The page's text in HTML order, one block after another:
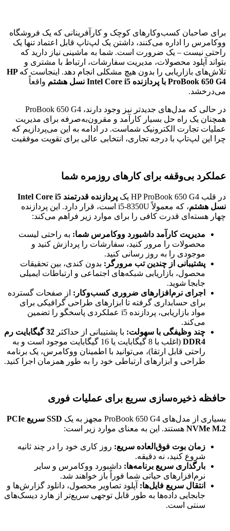
برای صاحبان کسب‌وکارهای کوچک و کارآفرینانی که یک فروشگاه
ووکامرس را اداره می‌کنند، داشتن یک لپ‌تاپ قابل اعتماد تنها یک
راحتی نیست – یک ضرورت است. شما به ماشینی نیاز دارید که
بتواند آپلود محصولات، مدیریت سفارشات، ارتباط با مشتری و
تلاش‌های بازاریابی را بدون هیچ مشکلی انجام دهد. اینجاست کهHP
ProBook 650 G4 با پردازنده Intel Core i5 نسل هشتم
واقعاً
می‌درخشد.
در حالی که مدل‌های جدیدتر نیز وجود دارند، ProBook 650 G4
همچنان یک راه حل بسیار کارآمد و مقرون‌به‌صرفه برای مدیریت
عملیات تجارت الکترونیک شماست. در ادامه به این می‌پردازیم که
چرا این لپ‌تاپ با درجه تجاری، انتخابی عالی برای تقویت موفقیت
عملکرد بی‌وقفه برای کارهای روزمره شما
در قلب HP ProBook 650 G4 یک
پردازنده قدرتمند Intel Core i5
نسل هشتم
، که معمولاً i5-8350U است، قرار دارد. این پردازنده
چهار هسته‌ای قدرت کافی را برای موارد زیر فراهم می‌کند:
مدیریت کارآمد داشبورد ووکامرس شما: به راحتی لیست
محصولات را مرور کنید، سفارشات را پردازش کنید و
موجودی را به روز رسانی کنید.
پشتیبانی از چندین تب مرورگر: بدون کندی، بین تحقیقات
محصول، بازاریابی شبکه‌های اجتماعی و ارتباطات ایمیلی
جابجا شوید.
اجرای نرم‌افزارهای ضروری کسب‌وکار: از صفحات گسترده
برای حسابداری گرفته تا ابزارهای طراحی گرافیکی برای
مواد بازاریابی، پردازنده i5 عملکردی پاسخگو را تضمین
می‌کند.
چند وظیفگی با سهولت: با پشتیبانی از حداکثر
32 گیگابایت رم
DDR4
(اغلب با 8 گیگابایت یا 16 گیگابایت موجود است و به
راحتی قابل ارتقا)، می‌توانید با اطمینان ووکامرس، یک برنامه
طراحی و ابزارهای ارتباطی خود را به طور همزمان اجرا کنید.
حافظه ذخیره‌سازی سریع برای عملیات فوری
بسیاری از مدل‌های ProBook 650 G4 مجهز به یک
SSD سریع PCIe
NVMe M.2 هستند. این به معنای موارد زیر است:
زمان بوت فوق‌العاده سریع: روز کاری خود را در چند ثانیه
شروع کنید، نه دقیقه.
بارگذاری سریع برنامه‌ها: داشبورد ووکامرس و سایر
نرم‌افزارهای حیاتی شما فوراً باز خواهند شد.
انتقال سریع فایل‌ها: آپلود تصاویر محصول، دانلود گزارش‌ها و
جابجایی داده‌ها به طور قابل توجهی سریع‌تر از هارد دیسک‌های
سنتی است.